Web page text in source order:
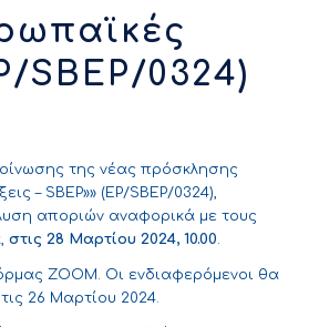
SBEP/0324)
της νέας πρόσκλησης
– SBEP»» (EP/SBEP/0324),
αποριών αναφορικά με τους
στις 28 Μαρτίου 2024, 10.00.
ZOOM. Οι ενδιαφερόμενοι θα
26 Μαρτίου 2024.